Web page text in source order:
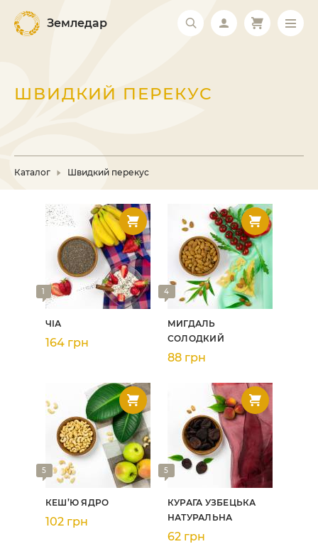
Земледар
ШВИДКИЙ ПЕРЕКУС
Каталог Швидкий перекус
1
ЧІА
164 грн
4
МИГДАЛЬ
СОЛОДКИЙ
88 грн
5
КЕШ’Ю ЯДРО
102 грн
5
КУРАГА УЗБЕЦЬКА
НАТУРАЛЬНА
62 грн